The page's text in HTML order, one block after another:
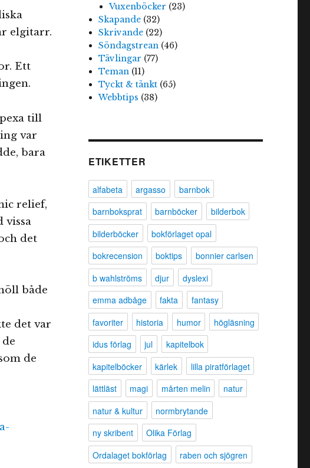
elgitarr.
Ett
till
var
bara
relief,
vissa
det
både
det var
de
Vuxenböcker (23)
Skapande (32)
Skrivande (22)
Söndagstrean (46)
Tävlingar (77)
Teman (11)
Tyckt & tänkt (65)
Webbtips (38)
ETIKETTER
alfabeta argasso
barnbok
barnboksprat
barnböcker
bilderbok
bilderböcker
bokförlaget opal
bokrecension
boktips
bonnier carlsen
b wahlströms
djur
dyslexi
emma adbåge
fakta
fantasy
favoriter
historia humor
högläsning
idus förlag
jul
kapitelbok
kapitelböcker
kärlek
lilla piratförlaget
lättläst
magi mårten melin
natur
natur & kultur
normbrytande
ny skribent
Olika Förlag
Ordalaget bokförlag
raben och sjögren